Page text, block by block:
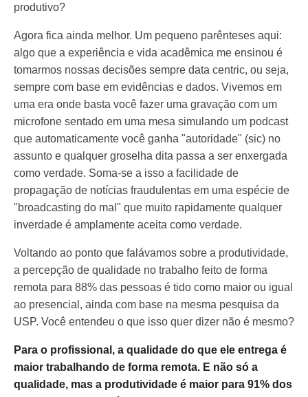
produtivo?
Agora fica ainda melhor. Um pequeno parênteses aqui:
algo que a experiência e vida acadêmica me ensinou é
tomarmos nossas decisões sempre data centric, ou seja,
sempre com base em evidências e dados. Vivemos em
uma era onde basta você fazer uma gravação com um
microfone sentado em uma mesa simulando um podcast
que automaticamente você ganha "autoridade" (sic) no
assunto e qualquer groselha dita passa a ser enxergada
como verdade. Soma-se a isso a facilidade de
propagação de notícias fraudulentas em uma espécie de
"broadcasting do mal" que muito rapidamente qualquer
inverdade é amplamente aceita como verdade.
Voltando ao ponto que falávamos sobre a produtividade,
a percepção de qualidade no trabalho feito de forma
remota para 88% das pessoas é tido como maior ou igual
ao presencial, ainda com base na mesma pesquisa da
USP. Você entendeu o que isso quer dizer não é mesmo?
Para o profissional, a qualidade do que ele entrega é
maior trabalhando de forma remota. E não só a
qualidade, mas a produtividade é maior para 91% dos